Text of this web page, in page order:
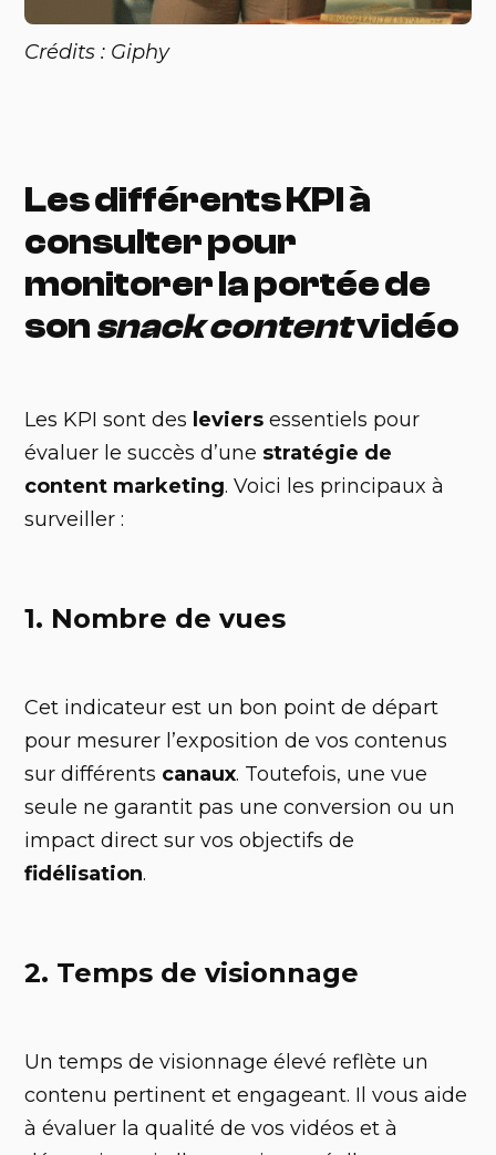
Crédits : Giphy
Les différents KPI à
consulter pour
monitorer la portée de
sonsnack contentvidéo
Les KPI sont des leviers essentiels pour
évaluer le succès d’une stratégie de
content marketing. Voici les principaux à
surveiller :
1. Nombre de vues
Cet indicateur est un bon point de départ
pour mesurer l’exposition de vos contenus
sur différents canaux. Toutefois, une vue
seule ne garantit pas une conversion ou un
impact direct sur vos objectifs de
fidélisation.
2. Temps de visionnage
Un temps de visionnage élevé reflète un
contenu pertinent et engageant. Il vous aide
à évaluer la qualité de vos vidéos et à